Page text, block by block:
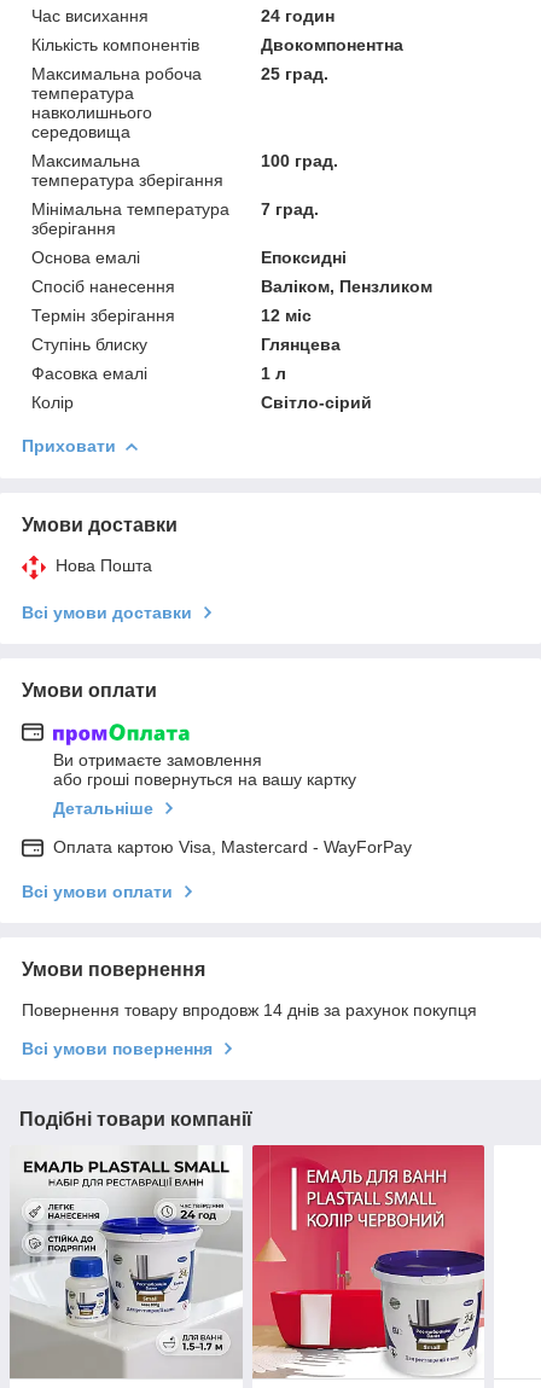
Час висихання
24 годин
Кількість компонентів
Двокомпонентна
Максимальна робоча
температура
навколишнього
середовища
25 град.
Максимальна
температура зберігання
100 град.
Мінімальна температура
зберігання
7 град.
Основа емалі
Епоксидні
Спосіб нанесення
Валіком, Пензликом
Термін зберігання
12 міс
Ступінь блиску
Глянцева
Фасовка емалі
1 л
Колір
Світло-сірий
Приховати
Умови доставки
Нова Пошта
Всі умови доставки
Умови оплати
Ви отримаєте замовлення
або гроші повернуться на вашу картку
Детальніше
Оплата картою Visa, Mastercard - WayForPay
Всі умови оплати
Умови повернення
Повернення товару впродовж 14 днів за рахунок покупця
Всі умови повернення
Подібні товари компанії